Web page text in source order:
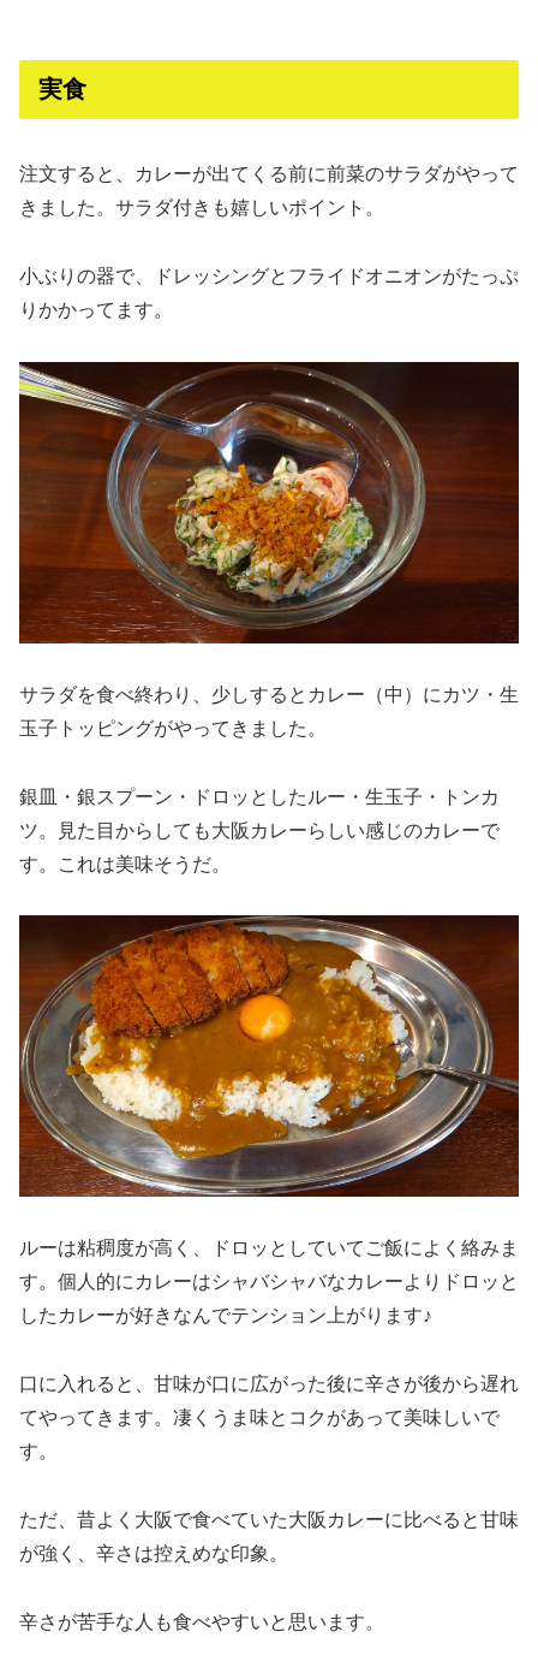
実食
注文すると、カレーが出てくる前に前菜のサラダがやって
きました。サラダ付きも嬉しいポイント。
小ぶりの器で、ドレッシングとフライドオニオンがたっぷ
りかかってます。
サラダを食べ終わり、少しするとカレー（中）にカツ・生
玉子トッピングがやってきました。
銀皿・銀スプーン・ドロッとしたルー・生玉子・トンカ
ツ。見た目からしても大阪カレーらしい感じのカレーで
す。これは美味そうだ。
ルーは粘稠度が高く、ドロッとしていてご飯によく絡みま
す。個人的にカレーはシャバシャバなカレーよりドロッと
したカレーが好きなんでテンション上がります♪
口に入れると、甘味が口に広がった後に辛さが後から遅れ
てやってきます。凄くうま味とコクがあって美味しいで
す。
ただ、昔よく大阪で食べていた大阪カレーに比べると甘味
が強く、辛さは控えめな印象。
辛さが苦手な人も食べやすいと思います。